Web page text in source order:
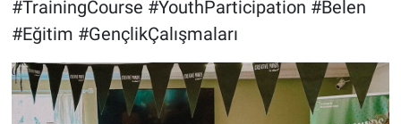
#TrainingCourse #YouthParticipation #Belen
#Eğitim #GençlikÇalışmaları